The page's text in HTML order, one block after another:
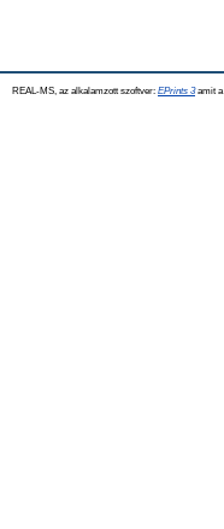
REAL-MS, az alkalamzott szoftver: EPrints 3amit a